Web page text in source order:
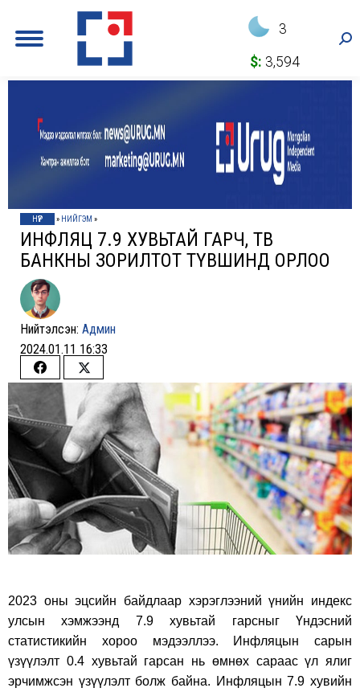
3
$: 3,594
НҮҮР » НИЙГЭМ »
ИНФЛЯЦ 7.9 ХУВЬТАЙ ГАРЧ, ТӨВ
БАНКНЫ ЗОРИЛТОТ ТҮВШИНД ОРЛОО
Нийтэлсэн: Админ
2024.01.11 16:33
Share
Facebook
Share
on
Twitter
2023 оны эцсийн байдлаар хэрэглээний үнийн индекс
улсын хэмжээнд 7.9 хувьтай гарсныг Үндэсний
статистикийн хороо мэдээллээ. Инфляцын сарын
үзүүлэлт 0.4 хувьтай гарсан нь өмнөх сараас үл ялиг
эрчимжсэн үзүүлэлт болж байна. Инфляцын 7.9 хувийн